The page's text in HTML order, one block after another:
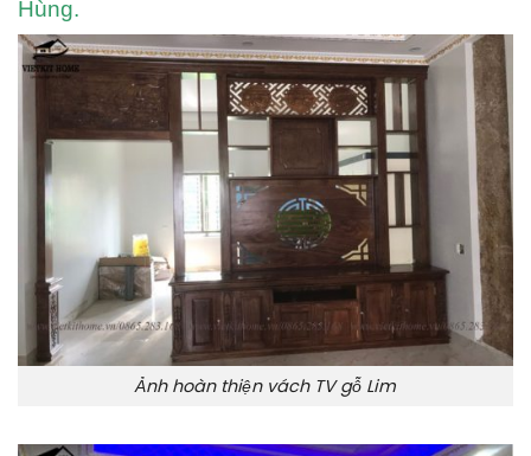
Hùng.
Ảnh hoàn thiện vách TV gỗ Lim